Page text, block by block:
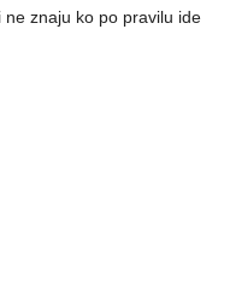
znaju ko po pravilu ide